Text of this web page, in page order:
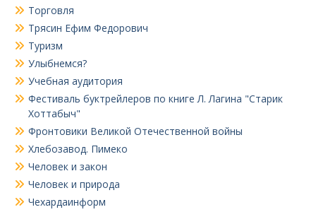
Торговля
Трясин Ефим Федорович
Туризм
Улыбнемся?
Учебная аудитория
Фестиваль буктрейлеров по книге Л. Лагина "Старик
Хоттабыч"
Фронтовики Великой Отечественной войны
Хлебозавод. Пимеко
Человек и закон
Человек и природа
Чехардаинформ